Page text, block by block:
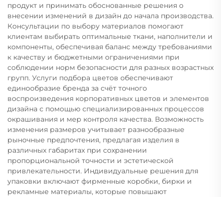
продукт и принимать обоснованные решения о
внесении изменений в дизайн до начала производства.
Консультации по выбору материалов помогают
клиентам выбирать оптимальные ткани, наполнители и
компоненты, обеспечивая баланс между требованиями
к качеству и бюджетными ограничениями при
соблюдении норм безопасности для разных возрастных
групп. Услуги подбора цветов обеспечивают
единообразие бренда за счёт точного
воспроизведения корпоративных цветов и элементов
дизайна с помощью специализированных процессов
окрашивания и мер контроля качества. Возможность
изменения размеров учитывает разнообразные
рыночные предпочтения, предлагая изделия в
различных габаритах при сохранении
пропорциональной точности и эстетической
привлекательности. Индивидуальные решения для
упаковки включают фирменные коробки, бирки и
рекламные материалы, которые повышают